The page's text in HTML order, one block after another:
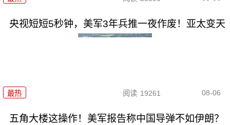
央视短短5秒钟，美军3年兵推一夜作废！亚太变天
最热 阅读 19261 08-06
五角大楼这操作！美军报告称中国导弹不如伊朗？